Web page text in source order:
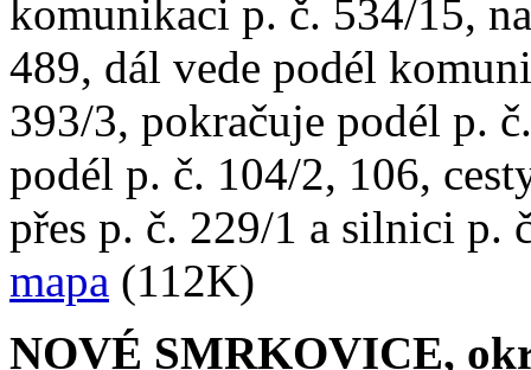
komunikaci p. č. 534/15,
489, dál vede podél
393/3, pokračuje podél p.
podél p. č. 104/2, 106,
přes p. č. 229/1 a silnici p.
mapa (112K)
NOVÉ SMRKOVICE,